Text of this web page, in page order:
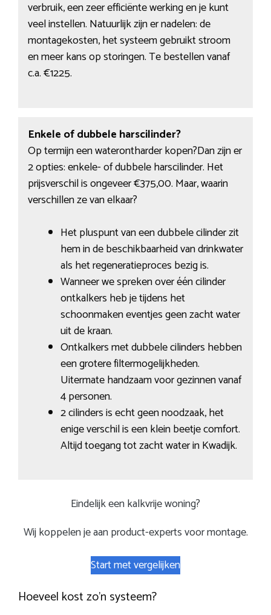
verbruik, een zeer efficiënte werking en je kunt
veel instellen. Natuurlijk zijn er nadelen: de
montagekosten, het systeem gebruikt stroom
en meer kans op storingen. Te bestellen vanaf
c.a. €1225.
Enkele of dubbele harscilinder?
Op termijn een waterontharder kopen?Dan zijn er
2 opties: enkele- of dubbele harscilinder. Het
prijsverschil is ongeveer €375,00. Maar, waarin
verschillen ze van elkaar?
Het pluspunt van een dubbele cilinder zit
hem in de beschikbaarheid van drinkwater
als het regeneratieproces bezig is.
Wanneer we spreken over één cilinder
ontkalkers heb je tijdens het
schoonmaken eventjes geen zacht water
uit de kraan.
Ontkalkers met dubbele cilinders hebben
een grotere filtermogelijkheden.
Uitermate handzaam voor gezinnen vanaf
4 personen.
2 cilinders is echt geen noodzaak, het
enige verschil is een klein beetje comfort.
Altijd toegang tot zacht water in Kwadijk.
Eindelijk een kalkvrije woning?
Wij koppelen je aan product-experts voor montage.
Start met vergelijken
Hoeveel kost zo’n systeem?